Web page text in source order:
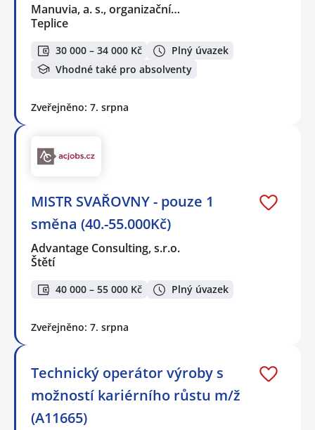
Manuvia, a. s., organizační…
Teplice
30 000 – 34 000 Kč
Plný úvazek
Vhodné také pro absolventy
Zveřejněno: 7. srpna
MISTR SVAŘOVNY - pouze 1
směna (40.-55.000Kč)
Advantage Consulting, s.r.o.
Štětí
40 000 – 55 000 Kč Plný úvazek
Zveřejněno: 7. srpna
Technický operátor výroby s
možností kariérního růstu m/ž
(A11665)